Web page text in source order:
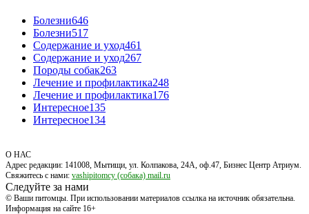
Болезни646
Болезни517
Содержание и уход461
Содержание и уход267
Породы собак263
Лечение и профилактика248
Лечение и профилактика176
Интересное135
Интересное134
О НАС
Адрес редакции: 141008, Мытищи, ул. Колпакова, 24А, оф.47, Бизнес Центр Атриум.
Свяжитесь с нами: vashipitomcy (собака) mail.ru
Следуйте за нами
© Ваши питомцы. При использовании материалов ссылка на источник обязательна.
Информация на сайте 16+